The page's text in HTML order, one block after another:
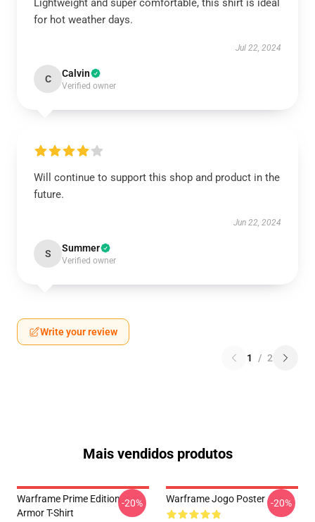
Lightweight and super comfortable, this shirt is ideal
for hot weather days.
Jul 22, 2024
C Calvin
Verified owner
Will continue to support this shop and product in the
future.
Jun 22, 2024
S Summer
Verified owner
Write your review
1 / 2
Mais vendidos produtos
Warframe Prime Edition
Armor T-Shirt
-20% Warframe Jogo Poster -20%